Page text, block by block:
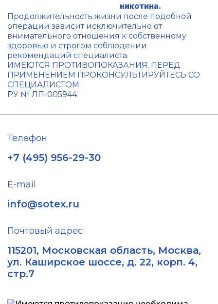
никотина.
Продолжительность жизни после подобной
операции зависит исключительно от
внимательного отношения к собственному
здоровью и строгом соблюдении
рекомендаций специалиста.
ИМЕЮТСЯ ПРОТИВОПОКАЗАНИЯ. ПЕРЕД
ПРИМЕНЕНИЕМ ПРОКОНСУЛЬТИРУЙТЕСЬ СО
СПЕЦИАЛИСТОМ.
РУ № ЛП-005944
Телефон
+7 (495) 956-29-30
E-mail
info@sotex.ru
Почтовый адрес
115201, Московская область, Москва,
ул. Каширское шоссе, д. 22, корп. 4,
стр.7